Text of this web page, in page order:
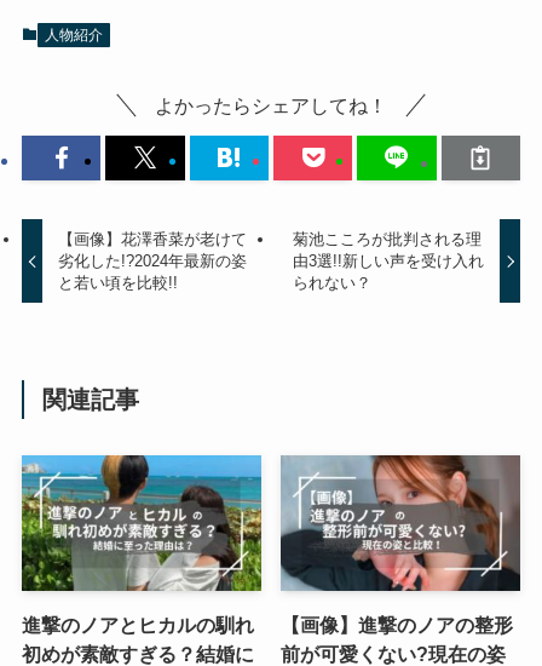
人物紹介
よかったらシェアしてね！
【画像】花澤香菜が老けて
劣化した!?2024年最新の姿
と若い頃を比較!!
菊池こころが批判される理
由3選!!新しい声を受け入れ
られない？
関連記事
進撃のノアとヒカルの馴れ
初めが素敵すぎる？結婚に
【画像】進撃のノアの整形
前が可愛くない?現在の姿